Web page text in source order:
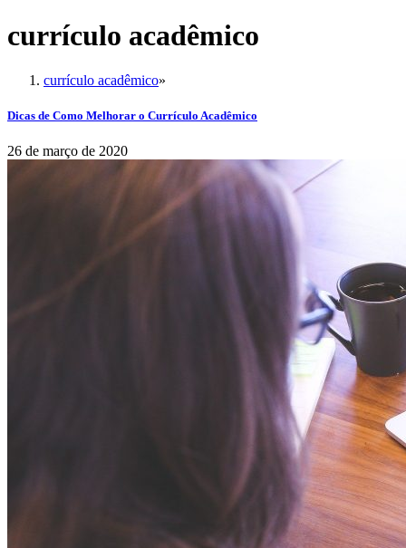
currículo acadêmico
currículo acadêmico»
Dicas de Como Melhorar o Currículo Acadêmico
26 de março de 2020